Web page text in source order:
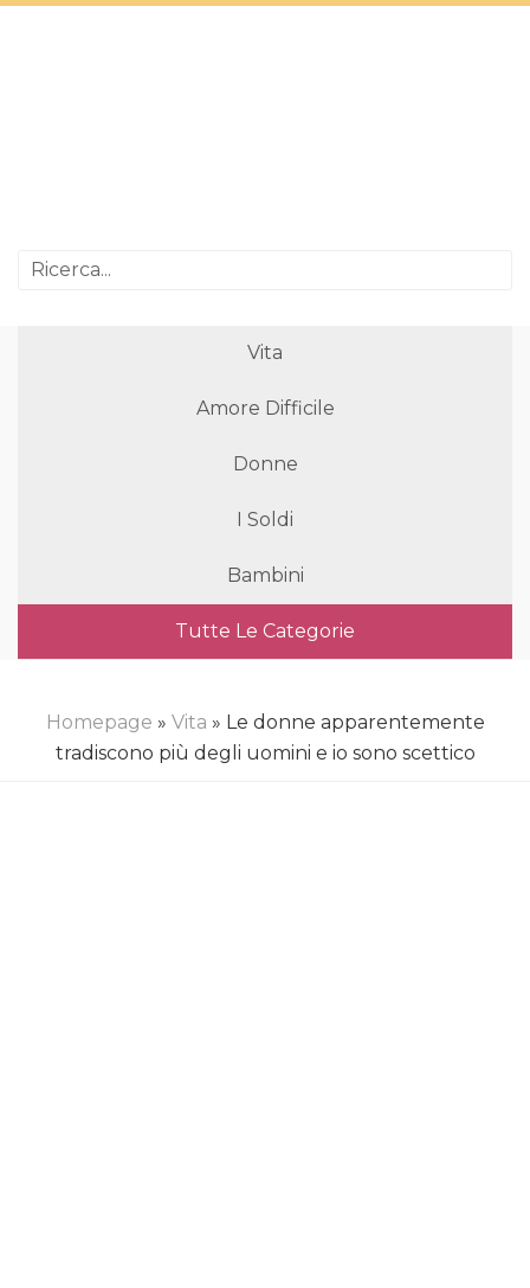
Vita
Amore Difficile
Donne
I Soldi
Bambini
Tutte Le Categorie
Homepage » Vita » Le donne apparentemente
tradiscono più degli uomini e io sono scettico